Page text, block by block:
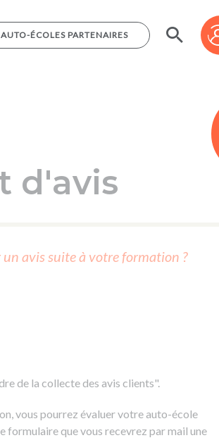
AUTO-ÉCOLES PARTENAIRES
AUTO-ÉCOLES PARTENAIRES
d'avis
avis suite à votre formation ?
de la collecte des avis clients".
vous pourrez évaluer votre auto-école
formulaire que vous recevrez par mail une